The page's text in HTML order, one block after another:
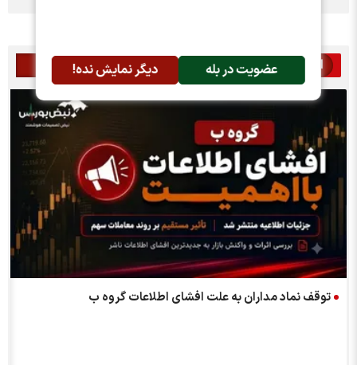
عضویت در بله دیگر نمایش نده! اخبار مرتبط
توقف نماد مداران به علت افشاي اطلاعات گروه ب